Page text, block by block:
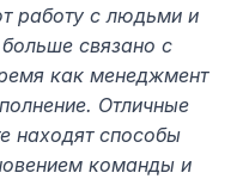
работу с людьми и
связано с
как менеджмент
Отличные
находят способы
команды и